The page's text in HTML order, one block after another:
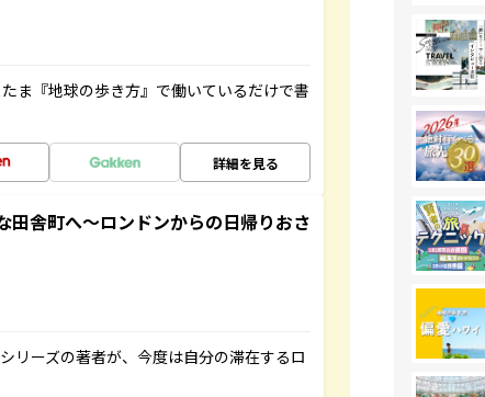
ま『地球の歩き方』で働いているだけで書
詳細を見る
田舎町へ～ロンドンからの日帰りおさ
リーズの著者が、今度は自分の滞在するロ